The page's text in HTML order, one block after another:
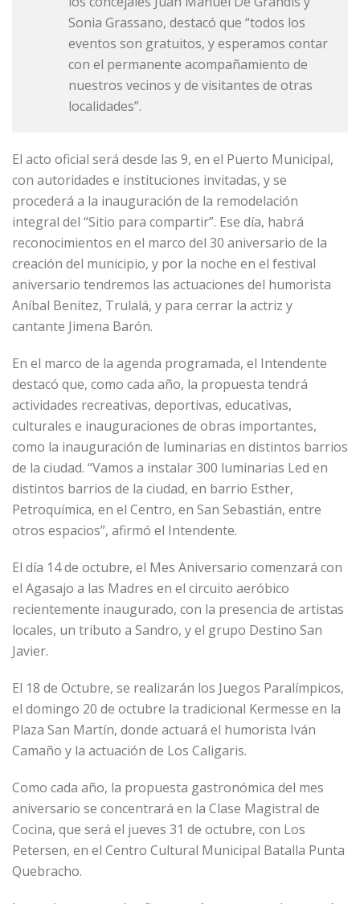
Sonia Grassano, destacó que “todos los
eventos son gratuitos, y esperamos contar
con el permanente acompañamiento de
nuestros vecinos y de visitantes de otras
localidades”.
El acto oficial será desde las 9, en el Puerto Municipal,
con autoridades e instituciones invitadas, y se
procederá a la inauguración de la remodelación
integral del “Sitio para compartir”. Ese día, habrá
reconocimientos en el marco del 30 aniversario de la
creación del municipio, y por la noche en el festival
aniversario tendremos las actuaciones del humorista
Aníbal Benítez, Trulalá, y para cerrar la actriz y
cantante Jimena Barón.
En el marco de la agenda programada, el Intendente
destacó que, como cada año, la propuesta tendrá
actividades recreativas, deportivas, educativas,
culturales e inauguraciones de obras importantes,
como la inauguración de luminarias en distintos barrios
de la ciudad. “Vamos a instalar 300 luminarias Led en
distintos barrios de la ciudad, en barrio Esther,
Petroquímica, en el Centro, en San Sebastián, entre
otros espacios”, afirmó el Intendente.
El día 14 de octubre, el Mes Aniversario comenzará con
el Agasajo a las Madres en el circuito aeróbico
recientemente inaugurado, con la presencia de artistas
locales, un tributo a Sandro, y el grupo Destino San
Javier.
El 18 de Octubre, se realizarán los Juegos Paralímpicos,
el domingo 20 de octubre la tradicional Kermesse en la
Plaza San Martín, donde actuará el humorista Iván
Camaño y la actuación de Los Caligaris.
Como cada año, la propuesta gastronómica del mes
aniversario se concentrará en la Clase Magistral de
Cocina, que será el jueves 31 de octubre, con Los
Petersen, en el Centro Cultural Municipal Batalla Punta
Quebracho.